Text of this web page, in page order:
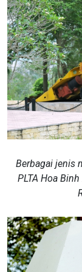
Berbagai jenis
PLTA Hoa